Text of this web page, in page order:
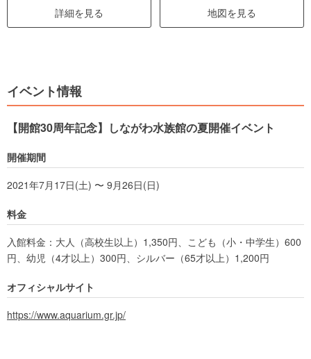
詳細を見る 地図を見る
イベント情報
【開館30周年記念】しながわ水族館の夏開催イベント
開催期間
2021年7月17日(土) 〜 9月26日(日)
料金
入館料金：大人（高校生以上）1,350円、こども（小・中学生）600
円、幼児（4才以上）300円、シルバー（65才以上）1,200円
オフィシャルサイト
https://www.aquarium.gr.jp/